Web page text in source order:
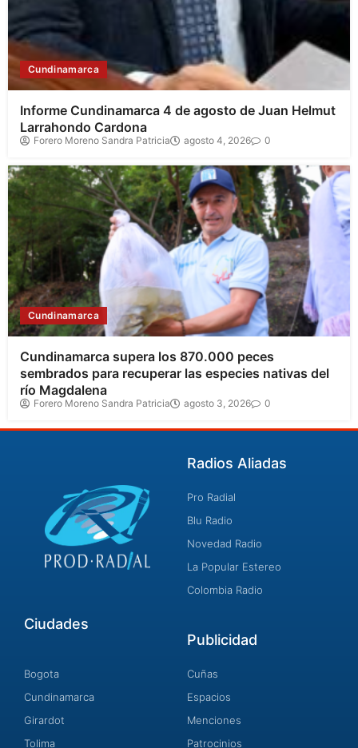
Cundinamarca
Informe Cundinamarca 4 de agosto de Juan Helmut
Larrahondo Cardona
Forero Moreno Sandra Patricia agosto 4, 2026 0
Cundinamarca
Cundinamarca supera los 870.000 peces
sembrados para recuperar las especies nativas del
río Magdalena
Forero Moreno Sandra Patricia agosto 3, 2026 0
Radios Aliadas
Pro Radial
Blu Radio
Novedad Radio
La Popular Estereo
Colombia Radio
Ciudades
Bogota
Cundinamarca
Girardot
Tolima
Publicidad
Cuñas
Espacios
Menciones
Patrocinios